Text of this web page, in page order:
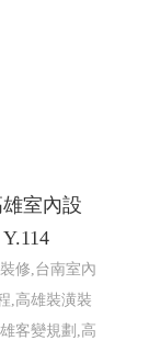
室內設
修,台南室內
,高雄裝潢裝
客變規劃,高